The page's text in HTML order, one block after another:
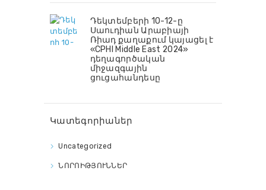
Դեկտեմբերի 10-12-ը
Սաուդիան Արաբիայի
Ռիադ քաղաքում կայացել է
«CPHI Middle East 2024»
դեղագործական
միջազգային
ցուցահանդեսը
Կատեգորիաներ
Uncategorized
ՆՈՐՈԻԹՅՈՒՆՆԵՐ